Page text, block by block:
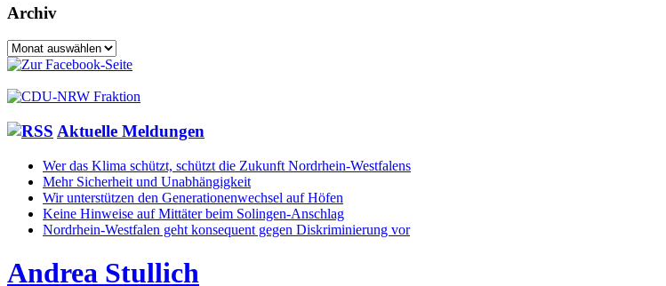
Archiv
Archiv
Aktuelle Meldungen
Wer das Klima schützt, schützt die Zukunft Nordrhein-Westfalens
Mehr Sicherheit und Unabhängigkeit
Wir unterstützen den Generationenwechsel auf Höfen
Keine Hinweise auf Mittäter beim Solingen-Anschlag
Nordrhein-Westfalen geht konsequent gegen Diskriminierung vor
Andrea Stullich